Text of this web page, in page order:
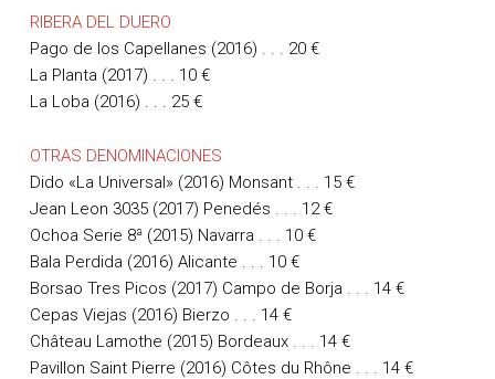
RIBERA DEL DUERO
Pago de los Capellanes (2016) . . . 20 €
La Planta (2017) . . . 10 €
La Loba (2016) . . . 25 €
OTRAS DENOMINACIONES
Dido «La Universal» (2016) Monsant . . .
15 €
Jean Leon 3035 (2017) Penedés . . .
12 €
Ochoa Serie 8ª (2015) Navarra . . .
10 €
Bala Perdida (2016) Alicante . . .
10 €
Borsao Tres Picos (2017) Campo de Borja . . .
14 €
Cepas Viejas (2016) Bierzo . . . 14 €
Château Lamothe (2015) Bordeaux . . .
14 €
Pavillon Saint Pierre (2016) Côtes du Rhône . . .
14 €